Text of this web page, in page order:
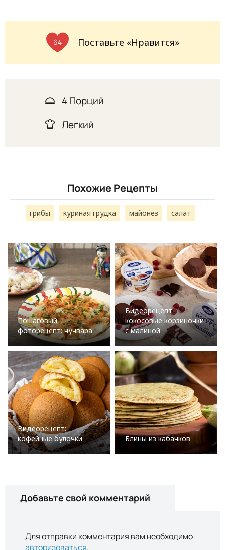
64 Поставьте «Нравится»
4 Порций
Легкий
Похожие Рецепты
грибы куриная грудка майонез салат
Пошаговый
фоторецепт: чучвара
Видеорецепт:
кокосовые корзиночки
с малиной
Видеорецепт:
кофейные булочки
Блины из кабачков
Добавьте свой комментарий
Для отправки комментария вам необходимо
авторизоваться.